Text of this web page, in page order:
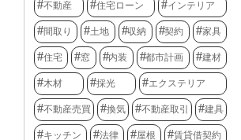
不動産 住宅ローン インテリア
間取り 土地 収納 契約 家具
住宅 窓 内装 都市計画 建材
木材 採光 エクステリア
不動産売買 換気 不動産取引 建具
キッチン 法律 屋根 賃貸借契約